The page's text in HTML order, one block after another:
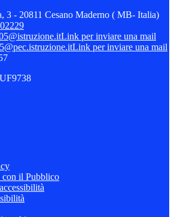
3 - 20811 Cesano Maderno ( MB- Italia)
Link per inviare una mail
Link per inviare una mail
il Pubblico